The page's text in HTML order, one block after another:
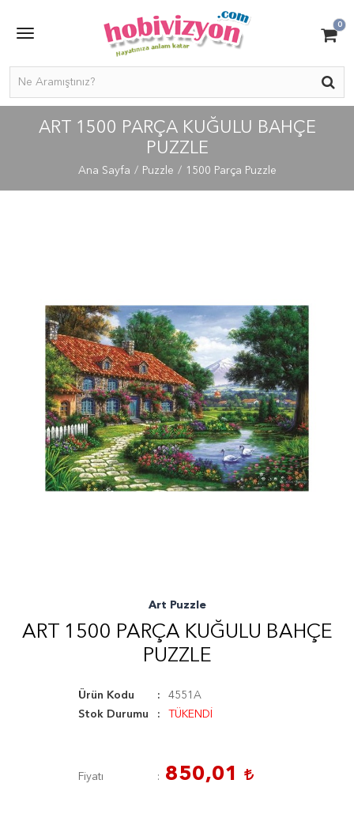
0
ART 1500 PARÇA KUĞULU BAHÇE
PUZZLE
Ana Sayfa Puzzle 1500 Parça Puzzle
Art Puzzle
ART 1500 PARÇA KUĞULU BAHÇE
PUZZLE
Ürün Kodu
4551A
Stok Durumu
TÜKENDİ
Fiyatı 850,01